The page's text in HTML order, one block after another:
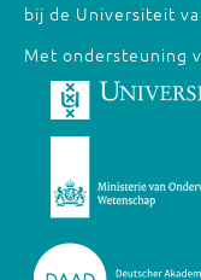
bij de Universiteit
Met ondersteuning